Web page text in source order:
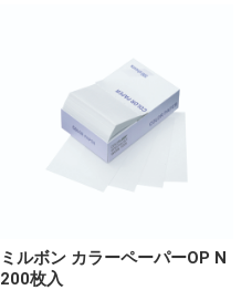
ミルボン カラーペーパーOP N
200枚入